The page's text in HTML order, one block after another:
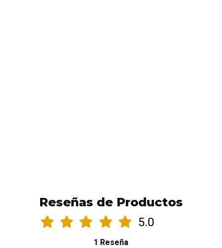
Reseñas de Productos
5.0
1 Reseña